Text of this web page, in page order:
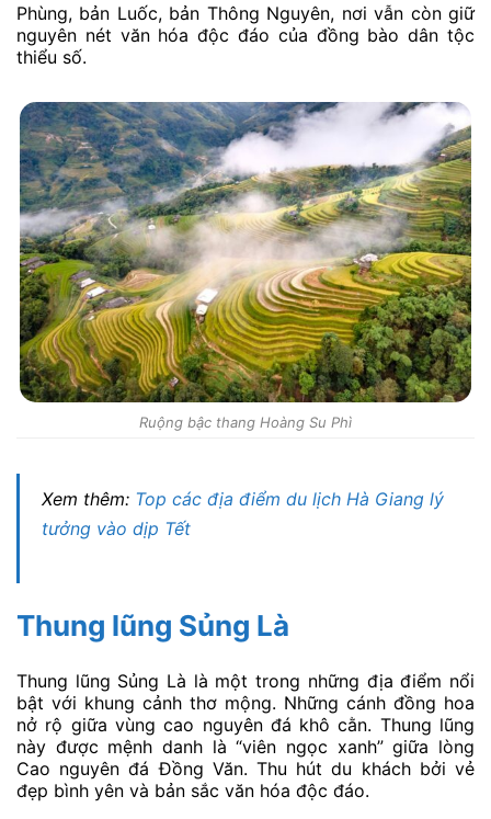
Phùng, bản Luốc, bản Thông Nguyên, nơi vẫn còn giữ
nguyên nét văn hóa độc đáo của đồng bào dân tộc
thiểu số.
Ruộng bậc thang Hoàng Su Phì
Xem thêm: Top các địa điểm du lịch Hà Giang lý
tưởng vào dịp Tết
Thung lũng Sủng Là
Thung lũng Sủng Là là một trong những địa điểm nổi
bật với khung cảnh thơ mộng. Những cánh đồng hoa
nở rộ giữa vùng cao nguyên đá khô cằn. Thung lũng
này được mệnh danh là “viên ngọc xanh” giữa lòng
Cao nguyên đá Đồng Văn. Thu hút du khách bởi vẻ
đẹp bình yên và bản sắc văn hóa độc đáo.